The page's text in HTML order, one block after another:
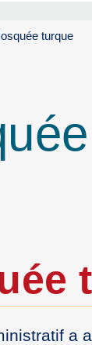
turque
a